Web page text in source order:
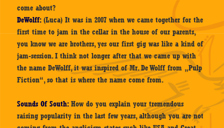
come about?
DeWolff:(Luca) It was in 2007 when we came together for the
first time to jam in the cellar in the house of our parents,
you know we are brothers, yes our first gig was like a kind of
jam-session. I think not longer after that we came up with
the name DeWolff, it was inspired of Mr. De Wolff from „Pulp
Fiction“, so that is where the name come from.
Sounds Of South:How do you explain your tremendous
raising popularity in the last few years, although you are not